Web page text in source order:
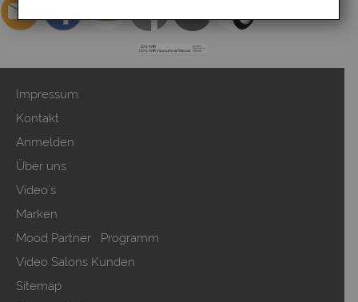
Impressum
Kontakt
Anmelden
Über uns
Video`s
Marken
Mood Partner Programm
Video Salons Kunden
Sitemap